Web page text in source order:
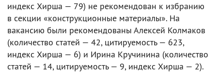
индекс Хирша — 79) не рекомендован к избранию
в секции «конструкционные материалы». На
вакансию были рекомендованы Алексей Колмаков
(количество статей — 42, цитируемость — 623,
индекс Хирша — 6) и Ирина Кручинина (количество
статей — 14, цитируемость — 9, индекс Хирша — 2).